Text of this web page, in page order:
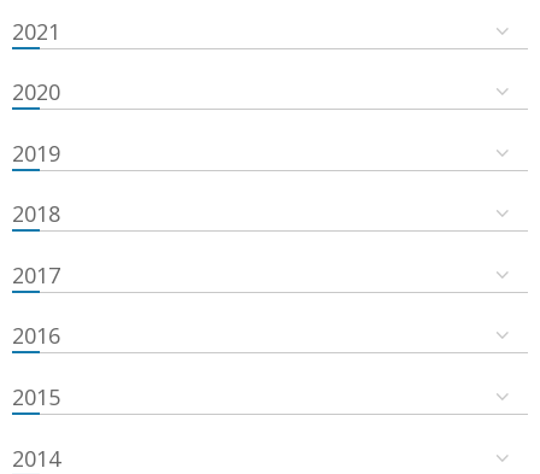
2021
2020
2019
2018
2017
2016
2015
2014